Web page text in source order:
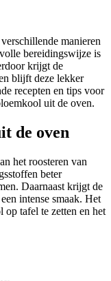
manieren
bereidingswijze is
krijgt de
blijft deze lekker
recepten en tips voor
uit de oven.
de oven
het roosteren van
beter
Daarnaast krijgt de
intense smaak. Het
op tafel te zetten en het